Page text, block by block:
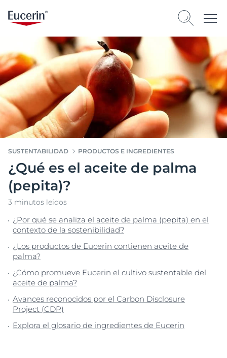
SUSTENTABILIDAD PRODUCTOS E INGREDIENTES
¿Qué es el aceite de palma
(pepita)?
3 minutos leídos
¿Por qué se analiza el aceite de palma (pepita) en el
contexto de la sostenibilidad?
¿Los productos de Eucerin contienen aceite de
palma?
¿Cómo promueve Eucerin el cultivo sustentable del
aceite de palma?
Avances reconocidos por el Carbon Disclosure
Project (CDP)
Explora el glosario de ingredientes de Eucerin